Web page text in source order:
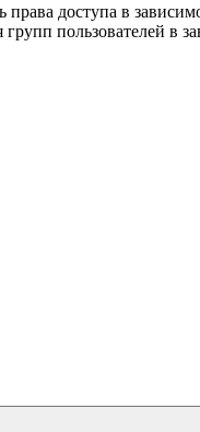
доступа в
пользователей в